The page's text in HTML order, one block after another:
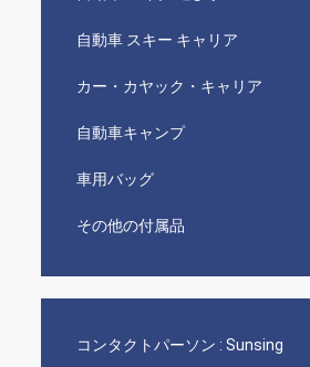
自動車 スキー キャリア
カー・カヤック・キャリア
自動車キャンプ
車用バッグ
その他の付属品
コンタクトパーソン : Sunsing